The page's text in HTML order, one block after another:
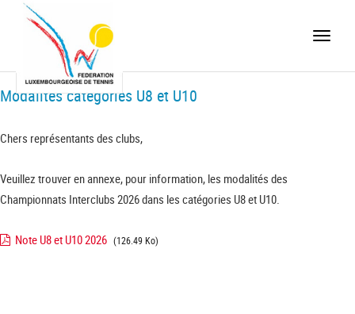
Toggle
Modalités catégories U8 et U10
Chers représentants des clubs,
Veuillez trouver en annexe, pour information, les modalités des
Championnats Interclubs 2026 dans les catégories U8 et U10.
Note U8 et U10 2026 (126.49 Ko)